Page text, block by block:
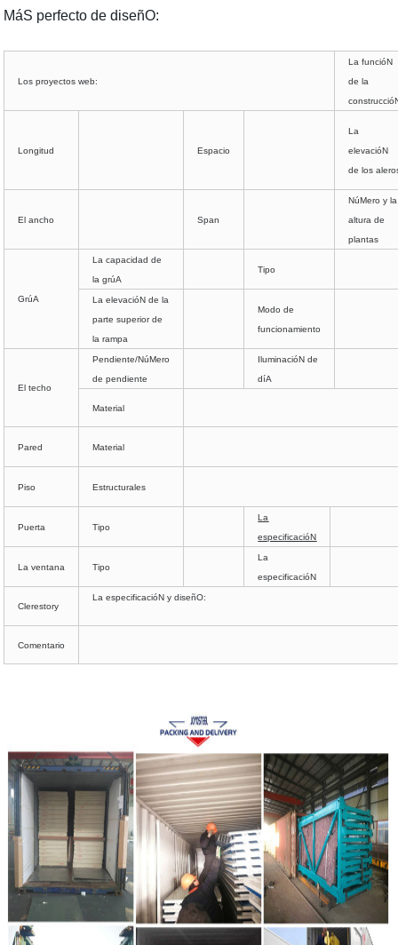
MáS perfecto de diseñO:
Los proyectos web:
La funcióN
de la
Longitud Espacio
La
elevacióN
de los
El ancho Span
NúMero y la
altura de
plantas
GrúA
La capacidad de
la grúA
Tipo
La elevacióN de la
parte superior de
la rampa
Modo de
funcionamiento
El techo
Pendiente/NúMero
de pendiente
IluminacióN de
díA
Material
Pared Material
Piso Estructurales
Puerta Tipo
La
especificacióN
La ventana Tipo
La
especificacióN
Clerestory
La especificacióN y diseñO:
Comentario